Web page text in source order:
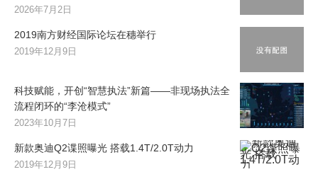
2026年7月2日
2019南方财经国际论坛在穗举行
2019年12月9日
科技赋能，开创“智慧执法”新篇——非现场执法全
流程闭环的“李沧模式”
2023年10月7日
新款奥迪Q2谍照曝光 搭载1.4T/2.0T动力
2019年12月9日